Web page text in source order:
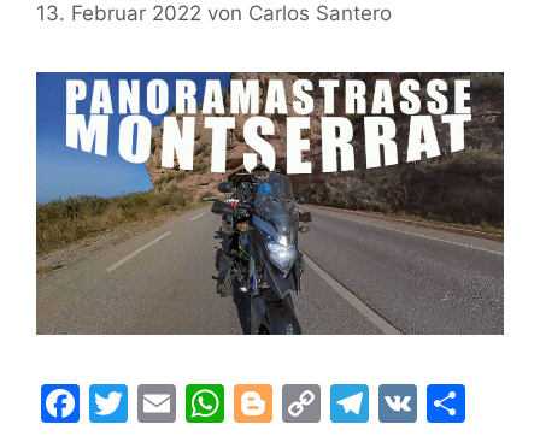
13. Februar 2022 von Carlos Santero
F
T
E
W Bl C
T
V